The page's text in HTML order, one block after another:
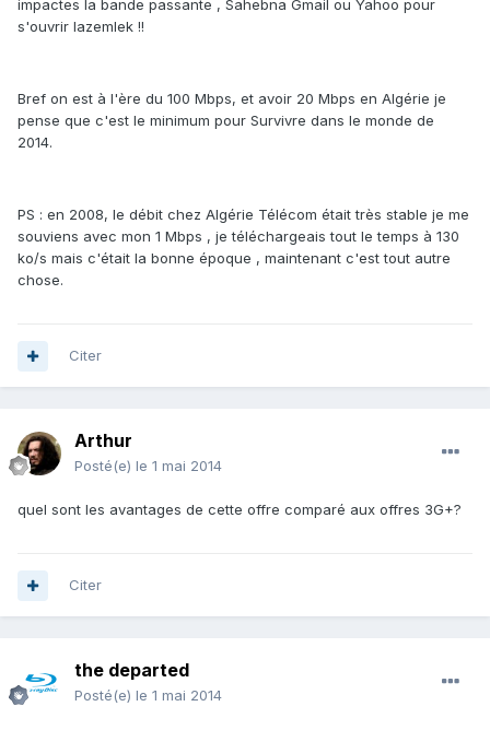
impactes la bande passante , Sahebna Gmail ou Yahoo pour
s'ouvrir lazemlek !!
Bref on est à l'ère du 100 Mbps, et avoir 20 Mbps en Algérie je
pense que c'est le minimum pour Survivre dans le monde de
2014.
PS : en 2008, le débit chez Algérie Télécom était très stable je me
souviens avec mon 1 Mbps , je téléchargeais tout le temps à 130
ko/s mais c'était la bonne époque , maintenant c'est tout autre
chose.
Citer
Arthur
Posté(e) le 1 mai 2014
quel sont les avantages de cette offre comparé aux offres 3G+?
Citer
the departed
Posté(e) le 1 mai 2014